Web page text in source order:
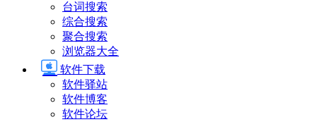
台词搜索
综合搜索
聚合搜索
浏览器大全
软件下载
软件驿站
软件博客
软件论坛